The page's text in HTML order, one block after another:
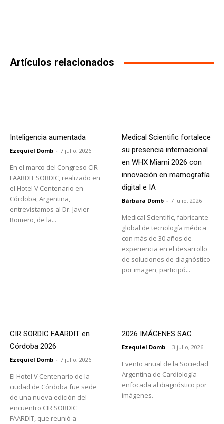
Artículos relacionados
Inteligencia aumentada
Ezequiel Domb - 7 julio, 2026
En el marco del Congreso CIR
FAARDIT SORDIC, realizado en
el Hotel V Centenario en
Córdoba, Argentina,
entrevistamos al Dr. Javier
Romero, de la...
Medical Scientific fortalece
su presencia internacional
en WHX Miami 2026 con
innovación en mamografía
digital e IA
Bárbara Domb - 7 julio, 2026
Medical Scientific, fabricante
global de tecnología médica
con más de 30 años de
experiencia en el desarrollo
de soluciones de diagnóstico
por imagen, participó...
CIR SORDIC FAARDIT en
Córdoba 2026
Ezequiel Domb - 7 julio, 2026
El Hotel V Centenario de la
ciudad de Córdoba fue sede
de una nueva edición del
encuentro CIR SORDIC
FAARDIT, que reunió a
2026 IMÁGENES SAC
Ezequiel Domb - 3 julio, 2026
Evento anual de la Sociedad
Argentina de Cardiología
enfocada al diagnóstico por
imágenes.